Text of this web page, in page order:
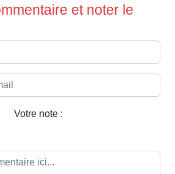
et noter le
Votre note :